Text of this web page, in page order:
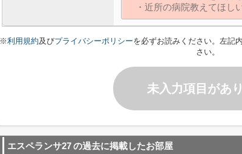
※利用規約及びプライバシーポリシーを必ずお読みください。左記
さい。
未入力項目があ
エスペランサ27の過去に掲載したお部屋